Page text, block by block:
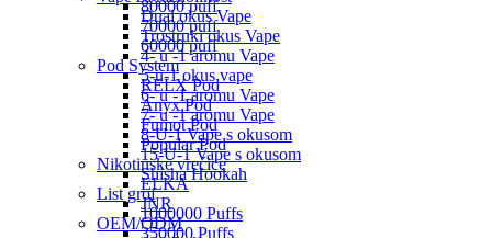
Dual okus Vape
Trostruki okus Vape
4- u -1 aromu Vape
5-u-1 okus vape
6- u -1 aromu Vape
7- u -1 aromu Vape
8-U-1 Vape s okusom
15-U-1 Vape s okusom
Shisha Hookah
List grof
1000000 Puffs
350000 Puffs
80000 puff
70000 puff
60000 puff
Pod System
RELX Pod
Anyx Pod
Fumot Pod
Popular Pod
Nikotinske vrećice
ELKA
JNR
OEM/ODM